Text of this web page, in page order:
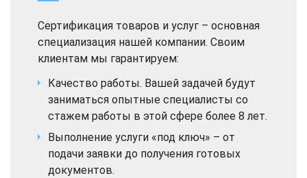
Сертификация товаров и услуг – основная
специализация нашей компании. Своим
клиентам мы гарантируем:
Качество работы. Вашей задачей будут
заниматься опытные специалисты со
стажем работы в этой сфере более 8 лет.
Выполнение услуги «под ключ» – от
подачи заявки до получения готовых
документов.